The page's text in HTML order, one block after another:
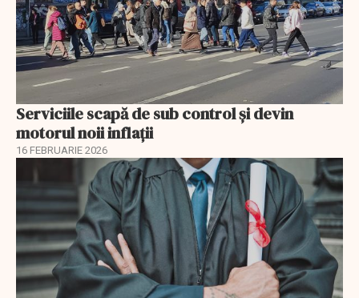
Serviciile scapă de sub control și devin
motorul noii inflații
16 FEBRUARIE 2026